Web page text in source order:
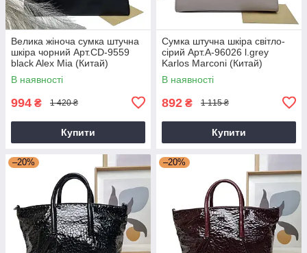
Велика жіноча сумка штучна
шкіра чорний Арт.CD-9559
black Alex Mia (Китай)
В наявності
994 ₴ 1 420 ₴
Купити
Сумка штучна шкіра світло-
сірий Арт.A-96026 l.grey
Karlos Marconi (Китай)
В наявності
892 ₴ 1 115 ₴
Купити
–20% –20%